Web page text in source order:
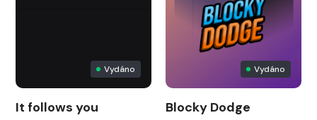
Vydáno
It follows you
Vydáno
Blocky Dodge